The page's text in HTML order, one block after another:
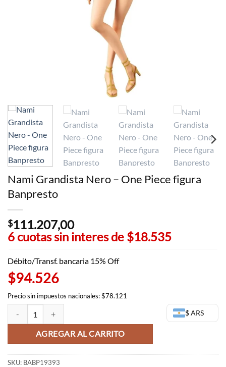
Nami Grandista Nero – One Piece figura
Banpresto
$111.207,00
6 cuotas sin interes de $18.535
Débito/Transf. bancaria 15% Off
$94.526
Precio sin impuestos nacionales: $78.121
$ ARS
Nami Grandista Nero - One Piece figura Banpresto cantidad
AGREGAR AL CARRITO
SKU: BABP19393